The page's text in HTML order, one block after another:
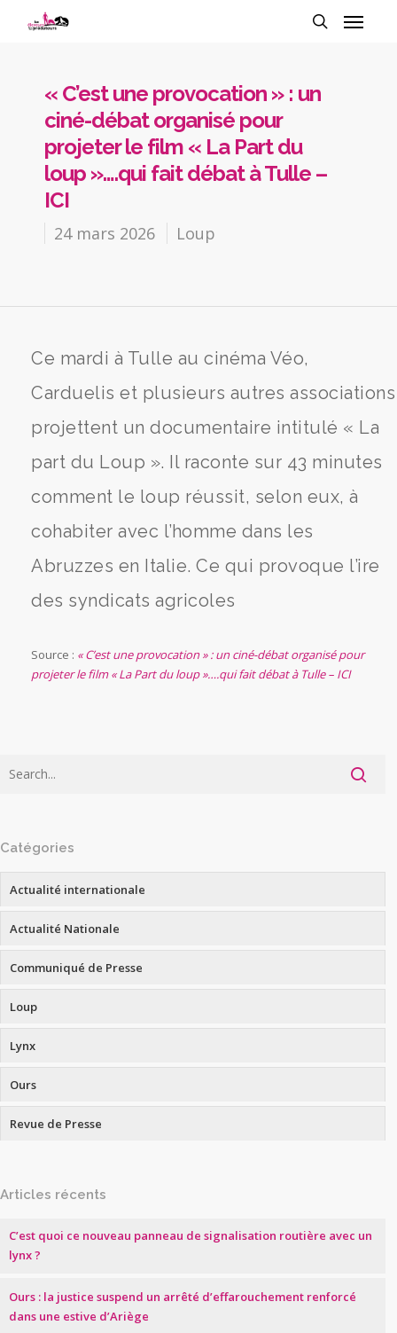
« C’est une provocation » : un
ciné-débat organisé pour
projeter le film « La Part du
loup »….qui fait débat à Tulle –
ICI
24 mars 2026 Loup
Ce mardi à Tulle au cinéma Véo,
Carduelis et plusieurs autres associations
projettent un documentaire intitulé « La
part du Loup ». Il raconte sur 43 minutes
comment le loup réussit, selon eux, à
cohabiter avec l’homme dans les
Abruzzes en Italie. Ce qui provoque l’ire
des syndicats agricoles
Source : « C’est une provocation » : un ciné-débat organisé pour
projeter le film « La Part du loup »….qui fait débat à Tulle – ICI
Catégories
Actualité internationale
Actualité Nationale
Communiqué de Presse
Loup
Lynx
Ours
Revue de Presse
Articles récents
C’est quoi ce nouveau panneau de signalisation routière avec un
lynx ?
Ours : la justice suspend un arrêté d’effarouchement renforcé
dans une estive d’Ariège